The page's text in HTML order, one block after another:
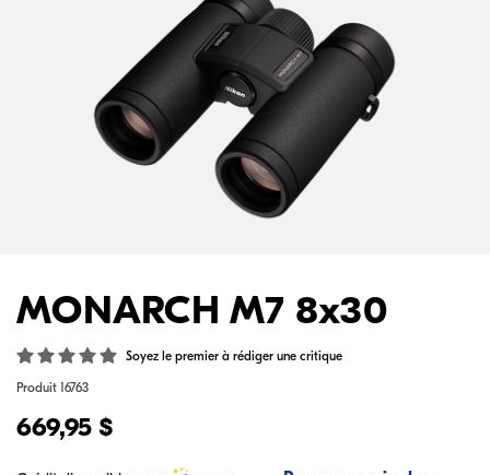
MONARCH M7 8x30
Soyez le premier à rédiger une critique
Produit 16763
669,95 $